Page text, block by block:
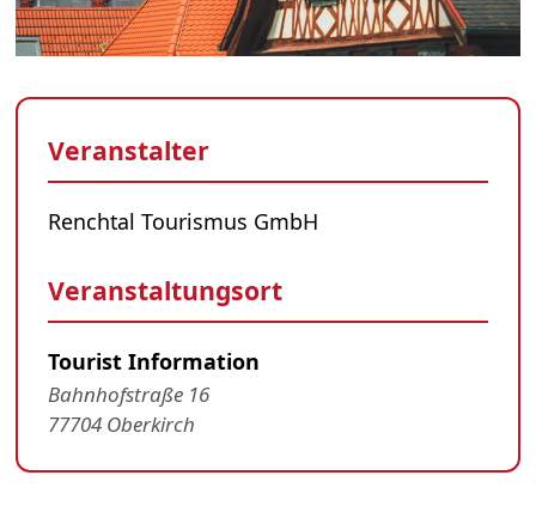
Veranstalter
Renchtal Tourismus GmbH
Veranstaltungsort
Tourist Information
Bahnhofstraße 16
77704 Oberkirch